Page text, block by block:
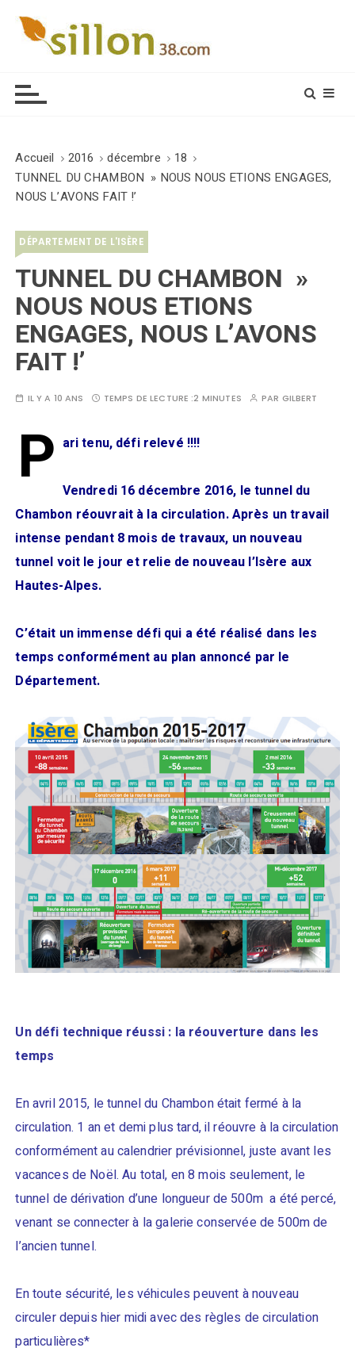
Accueil 2016 décembre
18
TUNNEL DU CHAMBON » NOUS NOUS ETIONS ENGAGES,
NOUS L’AVONS FAIT !’
DÉPARTEMENT DE L'ISÈRE
TUNNEL DU CHAMBON »
NOUS NOUS ETIONS
ENGAGES, NOUS L’AVONS
FAIT !’
IL Y A 10 ANS TEMPS DE LECTURE :2 MINUTES PAR GILBERT
P ari tenu, défi relevé !!!!
Vendredi 16 décembre 2016, le tunnel du
Chambon réouvrait à la circulation. Après un travail
intense pendant 8 mois de travaux, un nouveau
tunnel voit le jour et relie de nouveau l’Isère aux
Hautes-Alpes.
C’était un immense défi qui a été réalisé dans les
temps conformément au plan annoncé par le
Département.
Un défi technique réussi : la réouverture dans les
temps
En avril 2015, le tunnel du Chambon était fermé à la
circulation. 1 an et demi plus tard, il réouvre à la circulation
conformément au calendrier prévisionnel, juste avant les
vacances de Noël. Au total, en 8 mois seulement, le
tunnel de dérivation d’une longueur de 500m a été percé,
venant se connecter à la galerie conservée de 500m de
l’ancien tunnel.
En toute sécurité, les véhicules peuvent à nouveau
circuler depuis hier midi avec des règles de circulation
particulières*